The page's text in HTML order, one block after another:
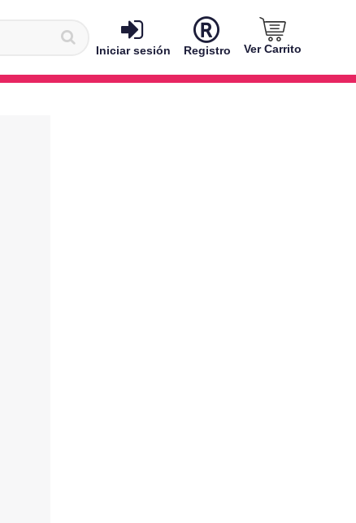
Iniciar sesión Registro Ver Carrito